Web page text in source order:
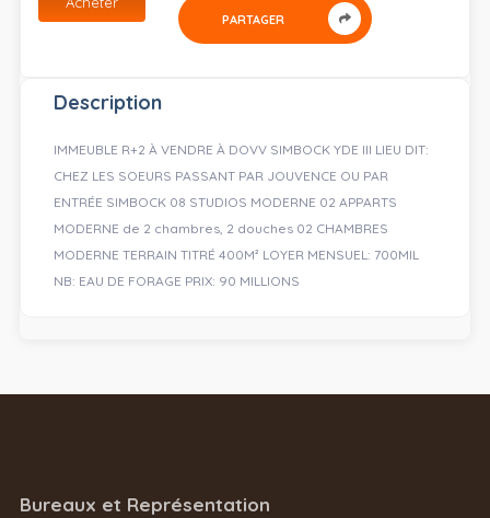
PARTAGER
Description
IMMEUBLE R+2 À VENDRE À DOVV SIMBOCK YDE III LIEU DIT:
CHEZ LES SOEURS PASSANT PAR JOUVENCE OU PAR
ENTRÉE SIMBOCK 08 STUDIOS MODERNE 02 APPARTS
MODERNE de 2 chambres, 2 douches 02 CHAMBRES
MODERNE TERRAIN TITRÉ 400M² LOYER MENSUEL: 700MIL
NB: EAU DE FORAGE PRIX: 90 MILLIONS
Bureaux et Représentation